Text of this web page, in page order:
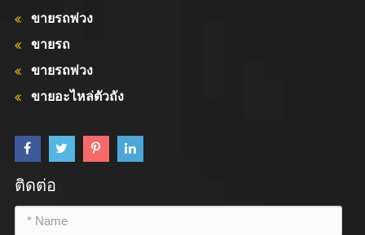
ขายรถพ่วง
ขายรถ
ขายรถพ่วง
ขายอะไหล่ตัวถัง
ติดต่อ